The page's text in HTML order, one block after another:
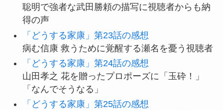
聡明で強者な武田勝頼の描写に視聴者からも納
得の声
「どうする家康」第23話の感想
病む信康 救うために覚醒する瀬名を憂う視聴者
「どうする家康」第24話の感想
山田孝之 花を贈ったプロポーズに「玉砕！」
「なんでそうなる」
「どうする家康」第25話の感想